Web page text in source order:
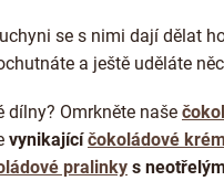
se s nimi dají dělat
a ještě uděláte
Omrkněte naše
vynikajícíčokoládové
pralinky s